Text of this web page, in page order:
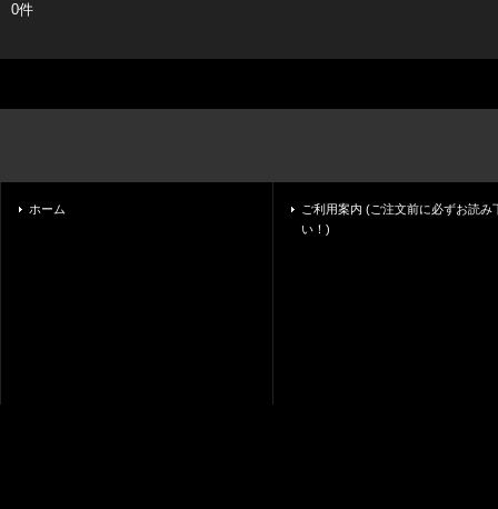
0件
ホーム
ご利用案内 (ご注文前に必ずお読み
い！)